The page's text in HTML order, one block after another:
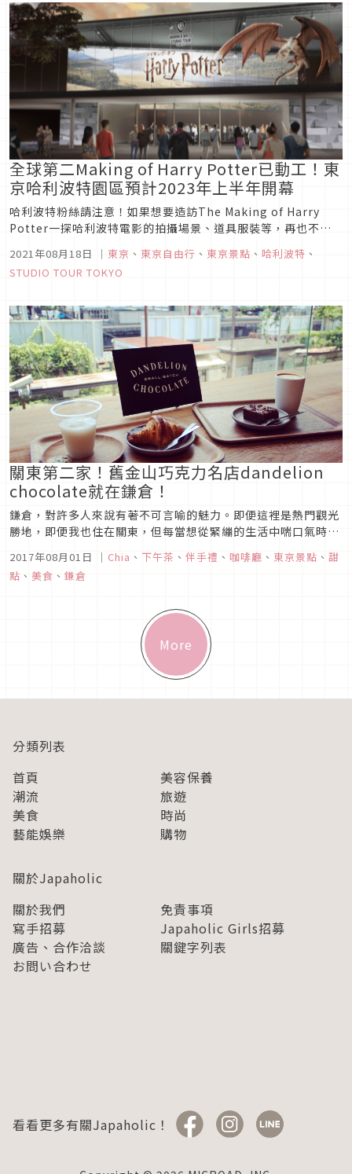
店、音樂咖啡BAR
全球第二Making of Harry Potter已動工！東
京哈利波特園區預計2023年上半年開幕
哈利波特粉絲請注意！如果想要造訪The Making of Harry
Potter一探哈利波特電影的拍攝場景、道具服裝等，再也不用
TOUR TOKYO即將在東京豐島園站（豊島園駅）興建全球第二
間The Making of Harr...
2021年08月18日 ｜ 東京 、 東京自由行 、 東京景點 、 哈利波特 、
STUDIO TOUR TOKYO
關東第二家！舊金山巧克力名店dandelion
chocolate就在鎌倉！
鎌倉，對許多人來說有著不可言喻的魅力。即便這裡是熱門觀光
勝地，即便我也住在關東，但每當想從緊繃的生活中喘口氣時，
這裡的悠閒與海洋總是我的第一首選。
2017年08月01日 ｜ Chia 、 下午茶 、 伴手禮 、 咖啡廳 、 東京景點 、 甜
點 、 美食 、 鎌倉
More
分類列表
首頁
美容保養
潮流
旅遊
美食
時尚
藝能娛樂
購物
關於Japaholic
關於我們
免責事項
寫手招募
Japaholic Girls招募
廣告、合作洽談
關鍵字列表
お問い合わせ
看看更多有關Japaholic！